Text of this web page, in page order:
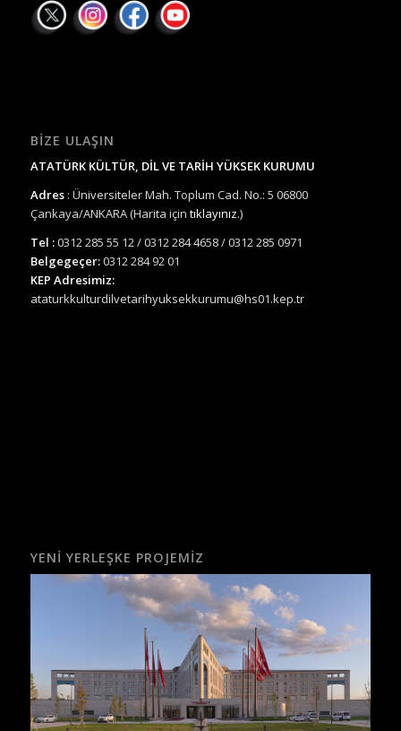
BIZE ULAŞIN
ATATÜRK KÜLTÜR, DİL VE TARİH YÜKSEK KURUMU
Adres : Üniversiteler Mah. Toplum Cad. No.: 5 06800
Çankaya/ANKARA (Harita için tıklayınız.)
Tel :0312 285 55 12 / 0312 284 4658 / 0312 285 0971
Belgegeçer:0312 284 92 01
KEP Adresimiz:
ataturkkulturdilvetarihyuksekkurumu@hs01.kep.tr
YENI YERLEŞKE PROJEMIZ